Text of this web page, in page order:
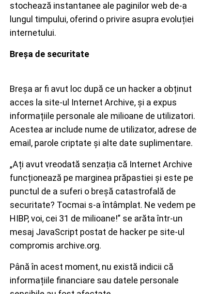
stochează instantanee ale paginilor web de-a
lungul timpului, oferind o privire asupra evoluției
internetului.
Breșa de securitate
Breșa ar fi avut loc după ce un hacker a obținut
acces la site-ul Internet Archive, și a expus
informațiile personale ale milioane de utilizatori.
Acestea ar include nume de utilizator, adrese de
email, parole criptate și alte date suplimentare.
„Ați avut vreodată senzația că Internet Archive
funcționează pe marginea prăpastiei și este pe
punctul de a suferi o breșă catastrofală de
securitate? Tocmai s-a întâmplat. Ne vedem pe
HIBP, voi, cei 31 de milioane!” se arăta într-un
mesaj JavaScript postat de hacker pe site-ul
compromis archive.org.
Până în acest moment, nu există indicii că
informațiile financiare sau datele personale